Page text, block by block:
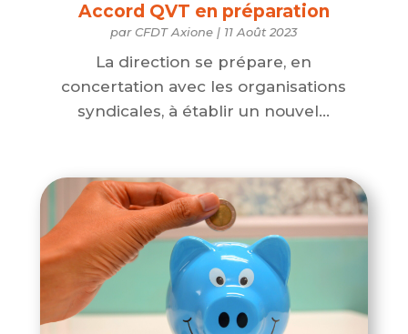
Accord QVT en préparation
par CFDT Axione | 11 Août 2023
La direction se prépare, en
concertation avec les organisations
syndicales, à établir un nouvel...